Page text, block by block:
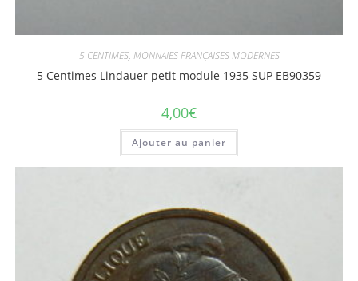
5 CENTIMES, MONNAIES FRANÇAISES MODERNES
5 Centimes Lindauer petit module 1935 SUP EB90359
4,00€
Ajouter au panier